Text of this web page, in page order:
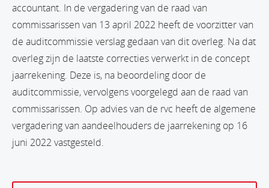
accountant. In de vergadering van de raad van
commissarissen van 13 april 2022 heeft de voorzitter van
de auditcommissie verslag gedaan van dit overleg. Na dat
overleg zijn de laatste correcties verwerkt in de concept
jaarrekening. Deze is, na beoordeling door de
auditcommissie, vervolgens voorgelegd aan de raad van
commissarissen. Op advies van de rvc heeft de algemene
vergadering van aandeelhouders de jaarrekening op 16
juni 2022 vastgesteld.